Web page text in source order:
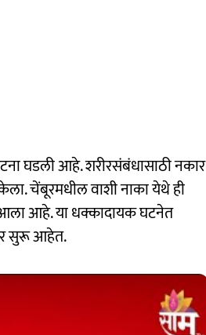
घडली आहे. शरीरसंबंधासाठी नकार
केला. चेंबूरमधील वाशी नाका येथे ही
आला आहे. या धक्कादायक घटनेत
सुरू आहेत.